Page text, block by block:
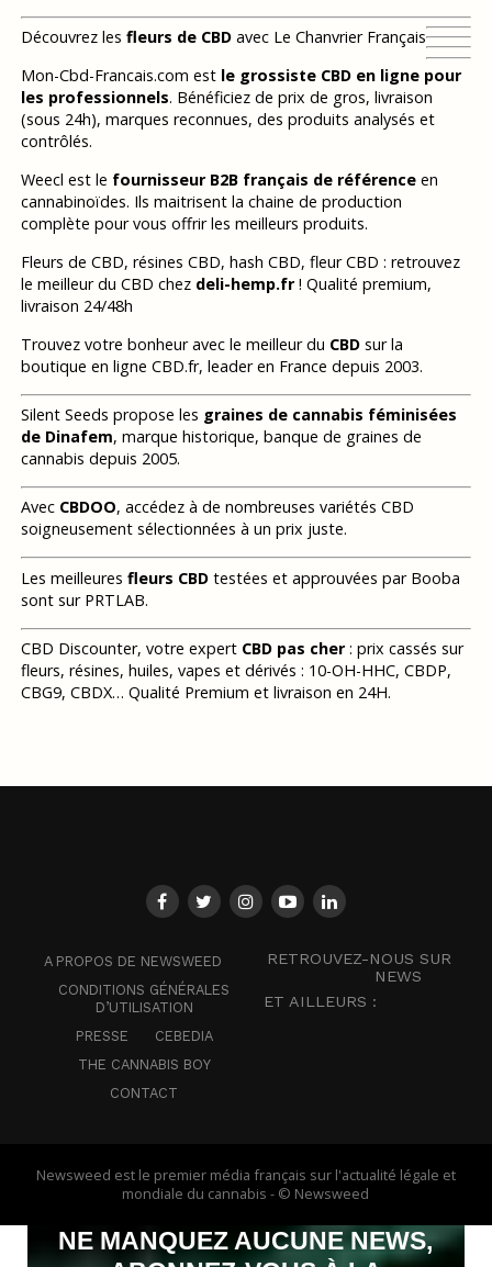
Découvrez les fleurs de CBDavec Le Chanvrier Français
Mon-Cbd-Francais.com est le grossiste CBD en ligne pour
les professionnels. Bénéficiez de prix de gros, livraison
(sous 24h), marques reconnues, des produits analysés et
contrôlés.
Weecl est le fournisseur B2B français de référenceen
cannabinoïdes. Ils maitrisent la chaine de production
complète pour vous offrir les meilleurs produits.
Fleurs de CBD, résines CBD, hash CBD, fleur CBD : retrouvez
le meilleur du CBD chez deli-hemp.fr! Qualité premium,
livraison 24/48h
Trouvez votre bonheur avec le meilleur du CBDsur la
boutique en ligne CBD.fr, leader en France depuis 2003.
Silent Seeds propose les graines de cannabis féminisées
de Dinafem, marque historique, banque de graines de
cannabis depuis 2005.
Avec CBDOO, accédez à de nombreuses variétés CBD
soigneusement sélectionnées à un prix juste.
Les meilleures fleurs CBDtestées et approuvées par Booba
sont sur PRTLAB.
CBD Discounter, votre expert CBD pas cher: prix cassés sur
fleurs, résines, huiles, vapes et dérivés : 10-OH-HHC, CBDP,
CBG9, CBDX… Qualité Premium et livraison en 24H.
A PROPOS DE NEWSWEED
CONDITIONS GÉNÉRALES
D’UTILISATION
PRESSE
CEBEDIA
THE CANNABIS BOY
CONTACT
RETROUVEZ-NOUS SUR
NEWS
ET AILLEURS :
Newsweed est le premier média français sur l'actualité légale et
mondiale du cannabis - © Newsweed
NE MANQUEZ AUCUNE NEWS,